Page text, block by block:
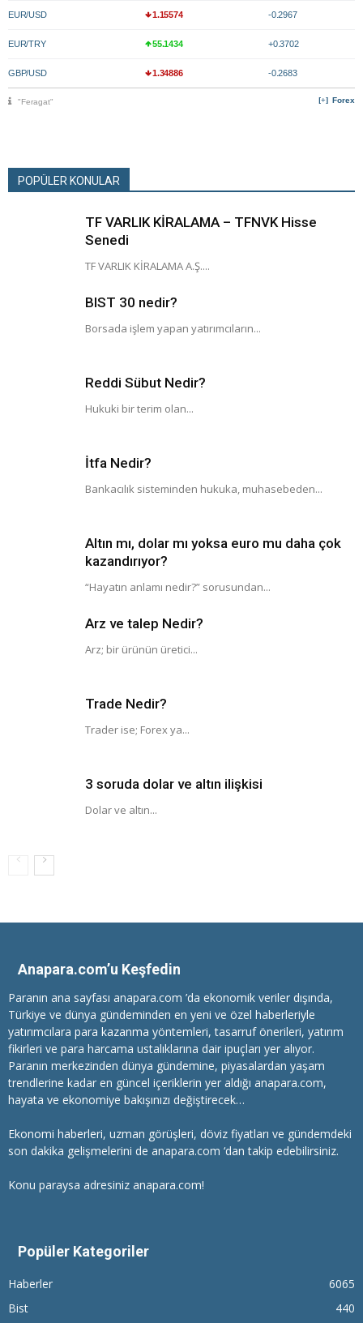
EUR/USD 1.15574 -0.2967
EUR/TRY 55.1434 +0.3702
GBP/USD 1.34886 -0.2683
Forex
"Feragat"
POPÜLER KONULAR
TF VARLIK KİRALAMA – TFNVK Hisse
Senedi
TF VARLIK KİRALAMA A.Ş....
BIST 30 nedir?
Borsada işlem yapan yatırımcıların...
Reddi Sübut Nedir?
Hukuki bir terim olan...
İtfa Nedir?
Bankacılık sisteminden hukuka, muhasebeden...
Altın mı, dolar mı yoksa euro mu daha çok
kazandırıyor?
“Hayatın anlamı nedir?” sorusundan...
Arz ve talep Nedir?
Arz; bir ürünün üretici...
Trade Nedir?
Trader ise; Forex ya...
3 soruda dolar ve altın ilişkisi
Dolar ve altın...
Anapara.com’u Keşfedin
Paranın ana sayfası anapara.com ’da ekonomik veriler dışında,
Türkiye ve dünya gündeminden en yeni ve özel haberleriyle
yatırımcılara para kazanma yöntemleri, tasarruf önerileri, yatırım
fikirleri ve para harcama ustalıklarına dair ipuçları yer alıyor.
Paranın merkezinden dünya gündemine, piyasalardan yaşam
trendlerine kadar en güncel içeriklerin yer aldığı anapara.com,
hayata ve ekonomiye bakışınızı değiştirecek…
Ekonomi haberleri, uzman görüşleri, döviz fiyatları ve gündemdeki
son dakika gelişmelerini de anapara.com ‘dan takip edebilirsiniz.
Konu paraysa adresiniz anapara.com!
Popüler Kategoriler
Haberler
6065
Bist
440